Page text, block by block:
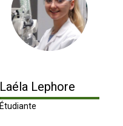
Laéla Lephore
Étudiante